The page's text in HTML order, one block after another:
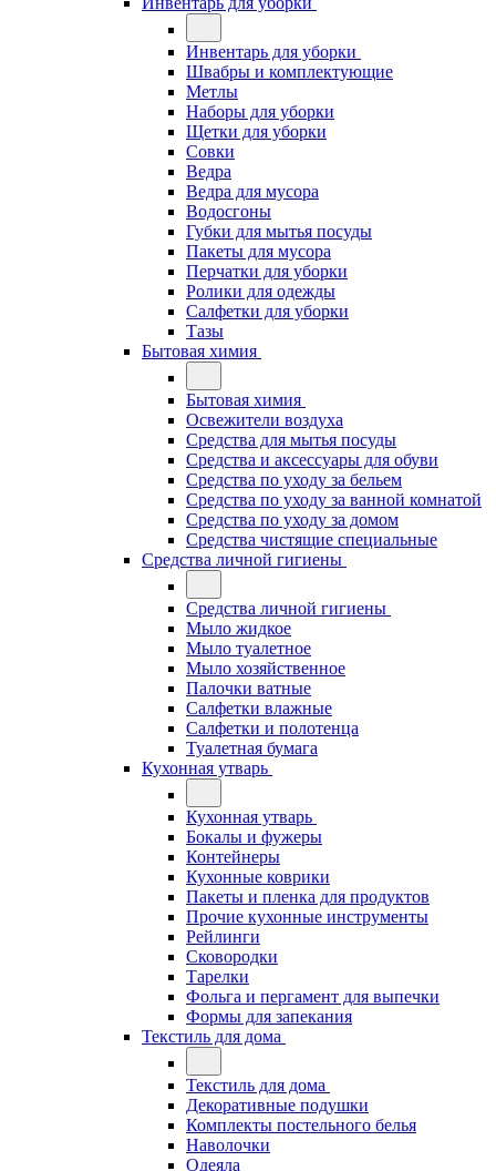
Инвентарь для уборки
Швабры и комплектующие
Метлы
Наборы для уборки
Щетки для уборки
Совки
Ведра
Ведра для мусора
Водосгоны
Губки для мытья посуды
Пакеты для мусора
Перчатки для уборки
Ролики для одежды
Салфетки для уборки
Тазы
Бытовая химия
Бытовая химия
Освежители воздуха
Средства для мытья посуды
Средства и аксессуары для обуви
Средства по уходу за бельем
Средства по уходу за ванной комнатой
Средства по уходу за домом
Средства чистящие специальные
Средства личной гигиены
Средства личной гигиены
Мыло жидкое
Мыло туалетное
Мыло хозяйственное
Палочки ватные
Салфетки влажные
Салфетки и полотенца
Туалетная бумага
Кухонная утварь
Кухонная утварь
Бокалы и фужеры
Контейнеры
Кухонные коврики
Пакеты и пленка для продуктов
Прочие кухонные инструменты
Рейлинги
Сковородки
Тарелки
Фольга и пергамент для выпечки
Формы для запекания
Текстиль для дома
Текстиль для дома
Декоративные подушки
Комплекты постельного белья
Наволочки
Одеяла